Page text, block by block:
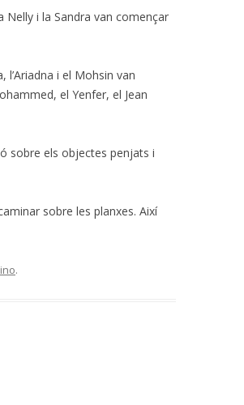
Nelly i la Sandra van començar
l’Ariadna i el Mohsin van
el Yenfer, el Jean
sobre els objectes penjats i
sobre les planxes. Així
.